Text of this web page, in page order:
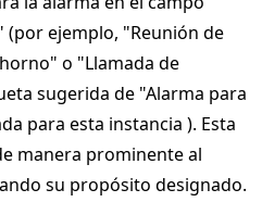
(por ejemplo, "Reunión de
o "Llamada de
sugerida de "Alarma para
para esta instancia ). Esta
manera prominente al
su propósito designado.